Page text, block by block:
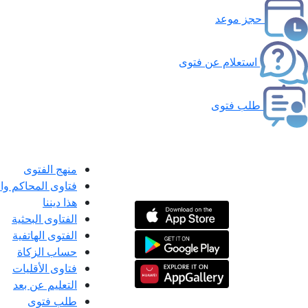
حجز موعد
استعلام عن فتوى
طلب فتوى
منهج الفتوى
فتاوى المحاكم
هذا ديننا
الفتاوى البحثية
الفتوى الهاتفية
حساب الزكاة
فتاوى الأقليات
التعليم عن بعد
طلب فتوى